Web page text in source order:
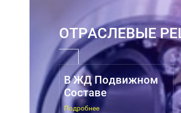
ОТРАСЛЕВЫЕ
В ЖД Подвижном
Составе
Подробнее